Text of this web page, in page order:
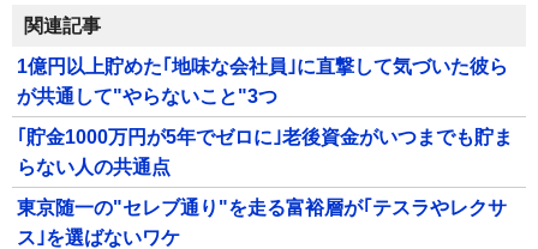
関連記事
1億円以上貯めた｢地味な会社員｣に直撃して気づいた彼ら
が共通して"やらないこと"3つ
｢貯金1000万円が5年でゼロに｣老後資金がいつまでも貯ま
らない人の共通点
東京随一の"セレブ通り"を走る富裕層が｢テスラやレクサ
ス｣を選ばないワケ